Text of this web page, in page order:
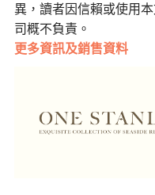
異，讀者因信賴或使用
司概不負責。
更多資訊及銷售資料